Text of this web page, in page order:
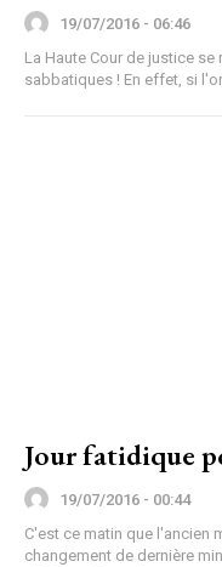
19/07/2016 - 06:46
La Haute Cour de justice
sabbatiques ! En effet, si
Jour fatidique
19/07/2016 - 00:44
C'est ce matin que l'ancien
changement de dernière